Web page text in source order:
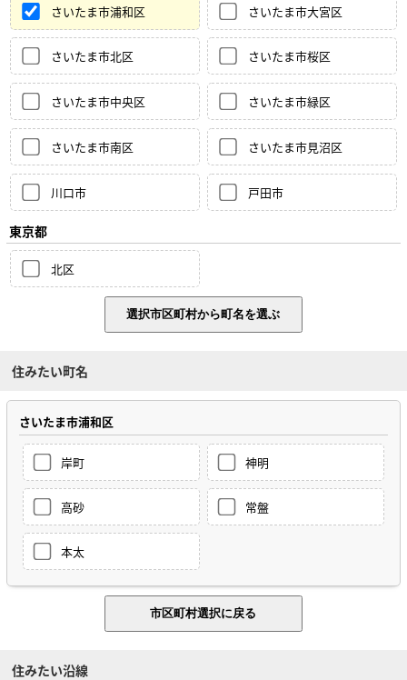
さいたま市浦和区 さいたま市大宮区
さいたま市北区 さいたま市桜区
さいたま市中央区 さいたま市緑区
さいたま市南区 さいたま市見沼区
川口市 戸田市
東京都
北区
住みたい町名
さいたま市浦和区
岸町 神明
高砂 常盤
本太
住みたい沿線